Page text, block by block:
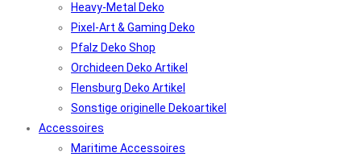
Heavy-Metal Deko
Pixel-Art & Gaming Deko
Pfalz Deko Shop
Orchideen Deko Artikel
Flensburg Deko Artikel
Sonstige originelle Dekoartikel
Accessoires
Maritime Accessoires